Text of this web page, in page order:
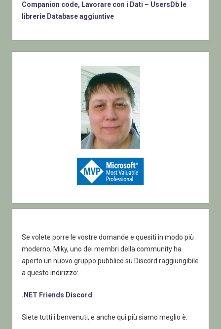
Companion code, Lavorare con i Dati – UsersDb le
librerie Database aggiuntive
Se volete porre le vostre domande e quesiti in modo più
moderno, Miky, uno dei membri della community ha
aperto un nuovo gruppo pubblico su Discord raggiungibile
a questo indirizzo:
.NET Friends Discord
Siete tutti i benvenuti, e anche qui più siamo meglio è.